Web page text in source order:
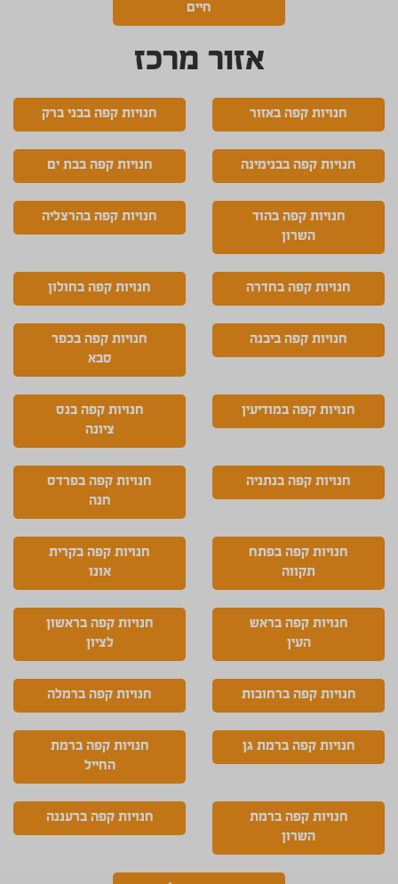
חיים
אזור מרכז
חנויות קפה באזור חנויות קפה בבני ברק
חנויות קפה בבנימינה חנויות קפה בבת ים
חנויות קפה בהוד
השרון
חנויות קפה בהרצליה
חנויות קפה בחדרה חנויות קפה בחולון
חנויות קפה ביבנה
חנויות קפה בכפר
סבא
חנויות קפה במודיעין
חנויות קפה בנס
ציונה
חנויות קפה בנתניה
חנויות קפה בפרדס
חנה
חנויות קפה בפתח
תקווה
חנויות קפה בקרית
אונו
חנויות קפה בראש
העין
חנויות קפה בראשון
לציון
חנויות קפה ברחובות חנויות קפה ברמלה
חנויות קפה ברמת גן
חנויות קפה ברמת
החייל
חנויות קפה ברמת
השרון
חנויות קפה ברעננה